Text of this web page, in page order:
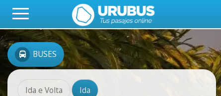
BUSES
Ida e Volta Ida